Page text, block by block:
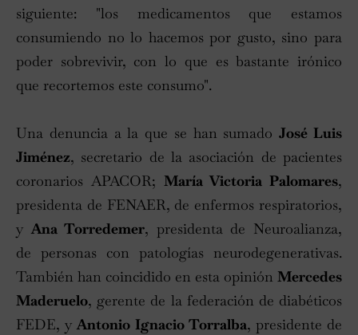
siguiente: "los medicamentos que estamos
consumiendo no lo hacemos por gusto, sino para
poder sobrevivir, con lo que es bastante irónico
que recortemos este consumo".
Una denuncia a la que se han sumadoJosé Luis
Jiménez, secretario de la asociación de pacientes
coronarios APACOR; María Victoria Palomares,
presidenta de FENAER, de enfermos respiratorios,
y Ana Torredemer, presidenta de Neuroalianza,
de personas con patologías neurodegenerativas.
También han coincidido en esta opinión Mercedes
Maderuelo, gerente de la federación de diabéticos
FEDE, yAntonio Ignacio Torralba, presidente de